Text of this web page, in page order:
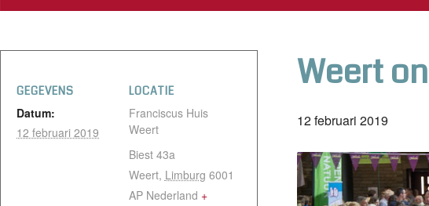
Weert
12 februari 2019
GEGEVENS
Datum:
12 februari 2019
LOCATIE
Franciscus Huis
Weert
Biest 43a
Weert, Limburg 6001
AP Nederland +